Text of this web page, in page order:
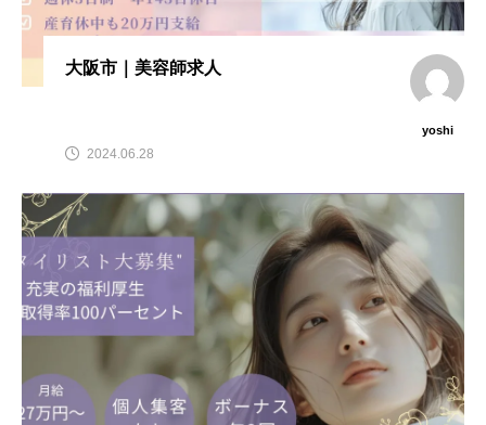
大阪市｜美容師求人
yoshi
2024.06.28